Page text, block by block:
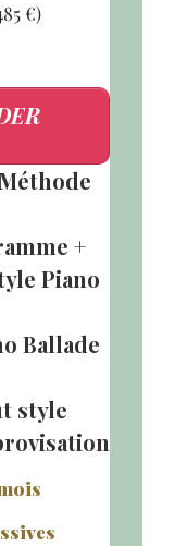
€)
+
Piano
Ballade
style